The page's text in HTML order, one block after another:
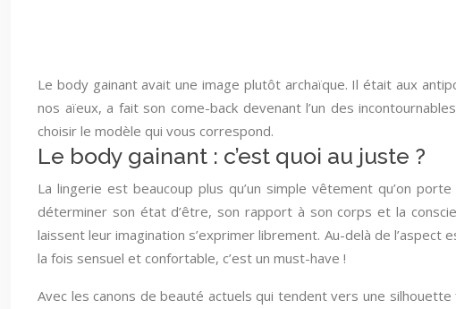
Le body gainant avait une image plutôt archaïque. Il était aux
nos aïeux, a fait son come-back devenant l’un des
choisir le modèle qui vous correspond.
Le body gainant : c’est quoi au juste ?
La lingerie est beaucoup plus qu’un simple vêtement qu’on
déterminer son état d’être, son rapport à son corps et la
laissent leur imagination s’exprimer librement. Au-delà de
la fois sensuel et confortable, c’est un must-have !
Avec les canons de beauté actuels qui tendent vers une